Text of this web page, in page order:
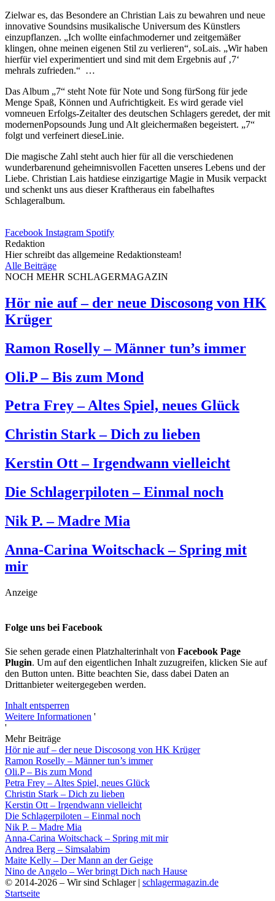
Zielwar es, das Besondere an Christian Lais zu bewahren und neue
innovative Soundsins musikalische Universum des Künstlers
einzupflanzen. „Ich wollte einfachmoderner und zeitgemäßer
klingen, ohne meinen eigenen Stil zu verlieren“, soLais. „Wir haben
hierfür viel experimentiert und sind mit dem Ergebnis auf ‚7‘
mehrals zufrieden.“ …
Das Album „7“ steht Note für Note und Song fürSong für jede
Menge Spaß, Können und Aufrichtigkeit. Es wird gerade viel
vomneuen Erfolgs-Zeitalter des deutschen Schlagers geredet, der mit
modernenPopsounds Jung und Alt gleichermaßen begeistert. „7“
folgt und verfeinert dieseLinie.
Die magische Zahl steht auch hier für all die verschiedenen
wunderbarenund geheimnisvollen Facetten unseres Lebens und der
Liebe. Christian Lais hatdiese einzigartige Magie in Musik verpackt
und schenkt uns aus dieser Kraftheraus ein fabelhaftes
Schlageralbum.
Facebook Instagram Spotify
Redaktion
Hier schreibt das allgemeine Redaktionsteam!
Alle Beiträge
NOCH MEHR SCHLAGERMAGAZIN
Hör nie auf – der neue Discosong von HK
Krüger
Ramon Roselly – Männer tun’s immer
Oli.P – Bis zum Mond
Petra Frey – Altes Spiel, neues Glück
Christin Stark – Dich zu lieben
Kerstin Ott – Irgendwann vielleicht
Die Schlagerpiloten – Einmal noch
Nik P. – Madre Mia
Anna-Carina Woitschack – Spring mit
mir
Anzeige
Folge uns bei Facebook
Sie sehen gerade einen Platzhalterinhalt von Facebook Page
Plugin. Um auf den eigentlichen Inhalt zuzugreifen, klicken Sie auf
den Button unten. Bitte beachten Sie, dass dabei Daten an
Drittanbieter weitergegeben werden.
Inhalt entsperren
Weitere Informationen '
'
Mehr Beiträge
Hör nie auf – der neue Discosong von HK Krüger
Ramon Roselly – Männer tun’s immer
Oli.P – Bis zum Mond
Petra Frey – Altes Spiel, neues Glück
Christin Stark – Dich zu lieben
Kerstin Ott – Irgendwann vielleicht
Die Schlagerpiloten – Einmal noch
Nik P. – Madre Mia
Anna-Carina Woitschack – Spring mit mir
Andrea Berg – Simsalabim
Maite Kelly – Der Mann an der Geige
Nino de Angelo – Wer bringt Dich nach Hause
© 2014-2026 – Wir sind Schlager | schlagermagazin.de
Startseite